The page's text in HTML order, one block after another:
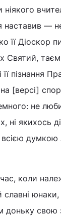
наставив —
її Діоскор
Святий,
її пізнання
на [версі]
не
ні якихось
коли
славні
доньку свою